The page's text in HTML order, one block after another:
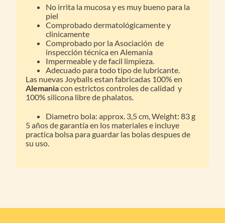
No irrita la mucosa y es muy bueno para la
piel
Comprobado dermatológicamente y
clinicamente
Comprobado por la Asociación de
inspección técnica en Alemania
Impermeable y de facil limpieza.
Adecuado para todo tipo de lubricante.
Las nuevas Joyballs estan fabricadas 100% en
Alemaniacon estrictos controles de calidad y
100% silicona libre de phalatos.
Diametro bola: approx. 3,5 cm, Weight: 83 g
5 años de garantía en los materiales e incluye
practica bolsa para guardar las bolas despues de
su uso.